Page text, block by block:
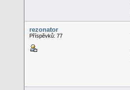
rezonator
Příspěvků: 77